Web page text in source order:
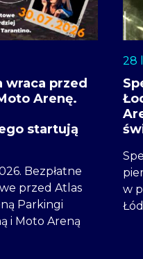
wraca przed
Arenę.
startują
Bezpłatne
przed Atlas
Parkingi
i Moto Areną
28
w